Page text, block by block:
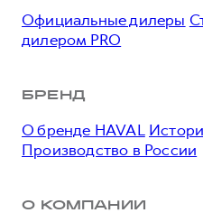
Официальные дилеры
дилером PRO
БРЕНД
О бренде HAVAL
Производство в России
О КОМПАНИИ